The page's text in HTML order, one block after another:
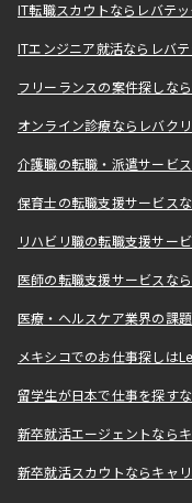
IT転職スカウトならレバテ
ITエンジニア就活ならレバ
フリーランスの案件探しな
オンライン診療ならレバクリ
介護職の転職・派遣サービ
保育士の転職支援サービス
リハビリ職の転職支援サー
医師の転職支援サービスな
医療・ヘルスケア業界の課
メキシコでのお仕事探しは
留学生が日本で仕事を探す
新卒就活エージェントなら
新卒就活スカウトならキャ